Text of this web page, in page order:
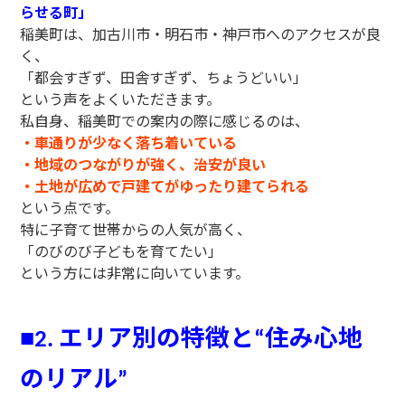
らせる町」
稲美町は、加古川市・明石市・神戸市へのアクセスが良
く、
「都会すぎず、田舎すぎず、ちょうどいい」
という声をよくいただきます。
私自身、稲美町での案内の際に感じるのは、
・車通りが少なく落ち着いている
・地域のつながりが強く、治安が良い
・土地が広めで戸建てがゆったり建てられる
という点です。
特に子育て世帯からの人気が高く、
「のびのび子どもを育てたい」
という方には非常に向いています。
■2. エリア別の特徴と “住み心地
のリアル”